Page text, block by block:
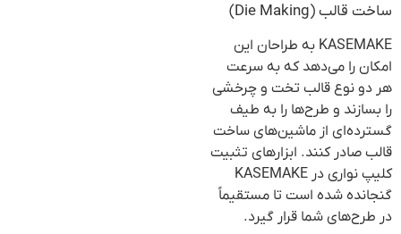
ساخت قالب (Die Making)
KASEMAKE به طراحان این
امکان را می‌دهد که به سرعت
هر دو نوع قالب تخت و چرخشی
را بسازند و طرح‌ها را به طیف
گسترده‌ای از ماشین‌های ساخت
قالب صادر کنند. ابزارهای تثبیت
کلیپ نواری در KASEMAKE
گنجانده شده است تا مستقیماً
در طرح‌های شما قرار گیرد.